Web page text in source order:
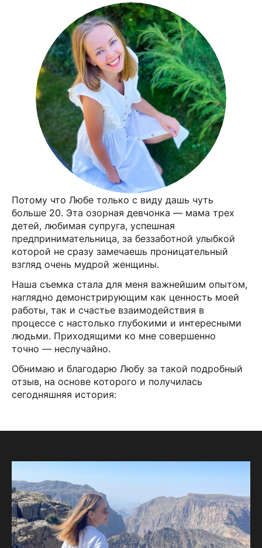
Потому что Любе только с виду дашь чуть
больше 20. Эта озорная девчонка — мама трех
детей, любимая супруга, успешная
предпринимательница, за беззаботной улыбкой
которой не сразу замечаешь проницательный
взгляд очень мудрой женщины.
Наша съемка стала для меня важнейшим опытом,
наглядно демонстрирующим как ценность моей
работы, так и счастье взаимодействия в
процессе с настолько глубокими и интересными
людьми. Приходящими ко мне совершенно
точно — неслучайно.
Обнимаю и благодарю Любу за такой подробный
отзыв, на основе которого и получилась
сегодняшняя история: